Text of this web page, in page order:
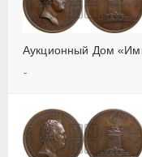
Аукционный Дом
-